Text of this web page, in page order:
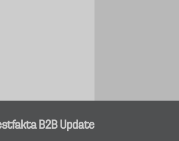
B2B Update